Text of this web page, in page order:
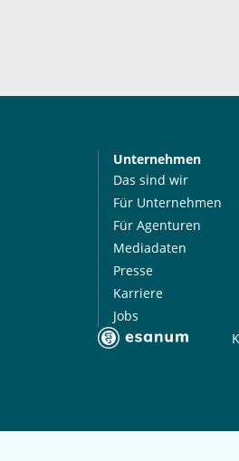
Unternehmen
Das sind wir
Für Unternehmen
Für Agenturen
Mediadaten
Presse
Karriere
Jobs